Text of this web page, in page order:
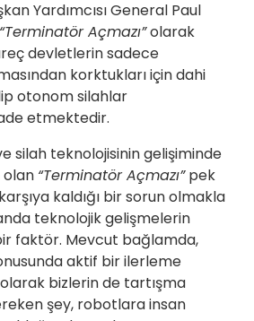
Yardımcısı General Paul
“Terminatör Açmazı”olarak
devletlerin sadece
korktukları için dahi
otonom silahlar
etmektedir.
silah teknolojisinin gelişiminde
“Terminatör Açmazı”pek
kaldığı bir sorun olmakla
teknolojik gelişmelerin
bir faktör. Mevcut bağlamda,
aktif bir ilerleme
bizlerin de tartışma
şey, robotlara insan